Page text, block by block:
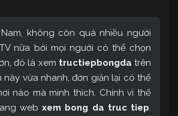
không còn quá nhiều người
nữa bởi mọi người có thể chọn
đó là xem tructiepbongda trên
này vừa nhanh, đơn giản lại có thể
nào mà mình thích. Chính vì thế
webxem bong da truc tiep.